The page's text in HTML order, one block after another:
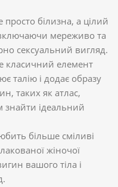
білизна, а цілий
включаючи мереживо та
сексуальний вигляд.
класичний елемент
талію і додає образу
таких як атлас,
ідеальний
більше сміливі
жіночої
вашого тіла і